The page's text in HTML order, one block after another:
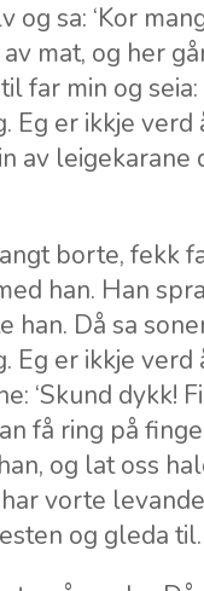
og sa: ‘Kor
mat, og her
far min og
Eg er ikkje
av leigekarane
borte, fekk
han. Han
han. Då sa
Eg er ikkje verd
‘Skund dykk!
få ring på
og lat oss
vorte
og gleda til.